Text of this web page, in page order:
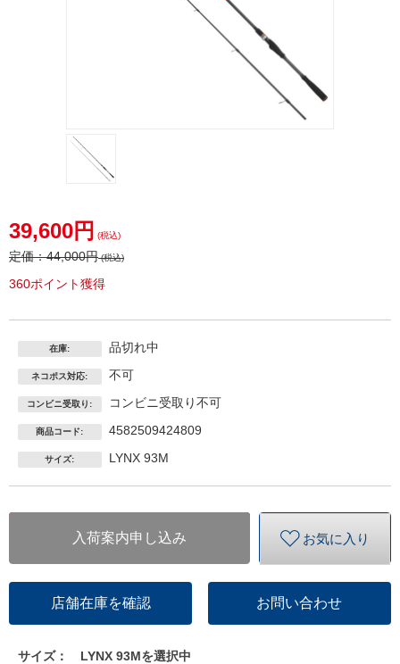
39,600円 (税込)
定価：44,000円(税込)
360ポイント獲得
在庫: 品切れ中
ネコポス対応: 不可
コンビニ受取り: コンビニ受取り不可
商品コード: 4582509424809
サイズ: LYNX 93M
入荷案内申し込み お気に入り
店舗在庫を確認 お問い合わせ
サイズ： LYNX 93Mを選択中